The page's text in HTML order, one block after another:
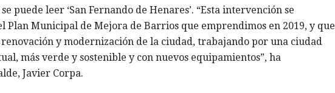
puede leer ‘San Fernando de Henares’. “Esta intervención se
Plan Municipal de Mejora de Barrios que emprendimos en 2019, y que
renovación y modernización de la ciudad, trabajando por una ciudad
más verde y sostenible y con nuevos equipamientos”, ha
Javier Corpa.